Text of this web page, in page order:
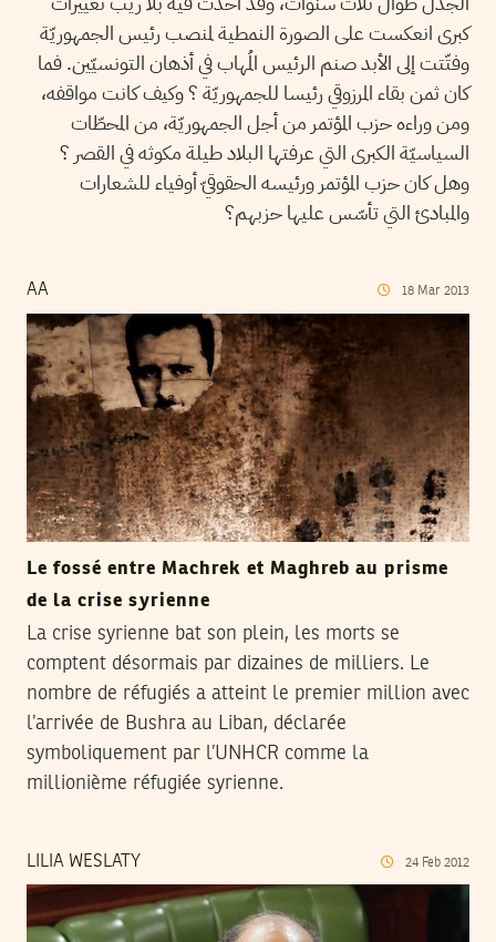
كبرى انعكست على الصورة النمطية لمنصب رئيس الجمهوريّة
وفتّتت إلى الأبد صنم الرئيس المُهاب في أذهان التونسيّين. فما
كان ثمن بقاء المرزوقي رئيسا للجمهوريّة ؟ وكيف كانت مواقفه،
ومن وراءه حزب المؤتمر من أجل الجمهوريّة، من المحطّات
السياسيّة الكبرى التي عرفتها البلاد طيلة مكوثه في القصر ؟
وهل كان حزب المؤتمر ورئيسه الحقوقيّ أوفياء للشعارات
والمبادئ التي تأسّس عليها حزبهم؟
AA 18 Mar 2013
Le fossé entre Machrek et Maghreb au prisme
de la crise syrienne
La crise syrienne bat son plein, les morts se
comptent désormais par dizaines de milliers. Le
nombre de réfugiés a atteint le premier million avec
l’arrivée de Bushra au Liban, déclarée
symboliquement par l’UNHCR comme la
millionième réfugiée syrienne.
LILIA WESLATY 24 Feb 2012